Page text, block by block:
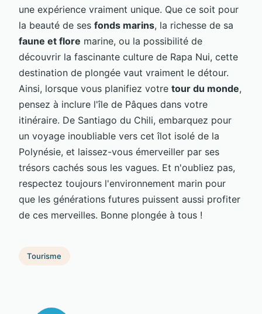
une expérience vraiment unique. Que ce soit pour
la beauté de ses fonds marins, la richesse de sa
faune et flore marine, ou la possibilité de
découvrir la fascinante culture de Rapa Nui, cette
destination de plongée vaut vraiment le détour.
Ainsi, lorsque vous planifiez votre tour du monde,
pensez à inclure l'île de Pâques dans votre
itinéraire. De Santiago du Chili, embarquez pour
un voyage inoubliable vers cet îlot isolé de la
Polynésie, et laissez-vous émerveiller par ses
trésors cachés sous les vagues. Et n'oubliez pas,
respectez toujours l'environnement marin pour
que les générations futures puissent aussi profiter
de ces merveilles. Bonne plongée à tous !
Tourisme